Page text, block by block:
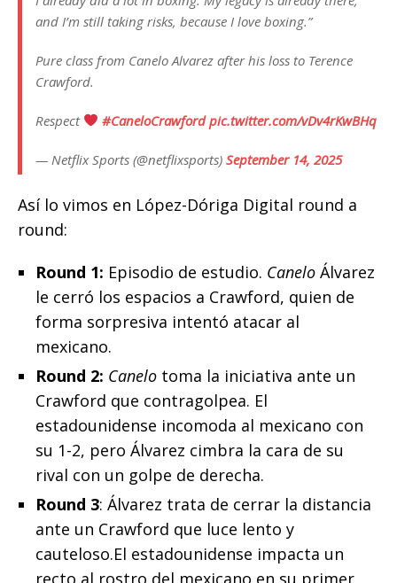
and I’m still taking risks, because I love boxing.”
Pure class from Canelo Alvarez after his loss to Terence
Crawford.
Respect #CaneloCrawford pic.twitter.com/vDv4rKwBHq
— Netflix Sports (@netflixsports) September 14, 2025
Así lo vimos en López-Dóriga Digital round a
round:
Round 1: Episodio de estudio. Canelo Álvarez
le cerró los espacios a Crawford, quien de
forma sorpresiva intentó atacar al
mexicano.
Round 2: Canelo toma la iniciativa ante un
Crawford que contragolpea. El
estadounidense incomoda al mexicano con
su 1-2, pero Álvarez cimbra la cara de su
rival con un golpe de derecha.
Round 3: Álvarez trata de cerrar la distancia
ante un Crawford que luce lento y
cauteloso.El estadounidense impacta un
recto al rostro del mexicano en su primer